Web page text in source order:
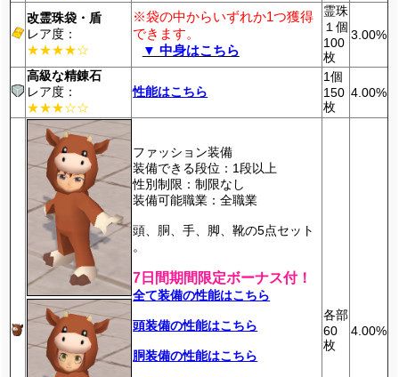
改霊珠袋・盾
レア度：
★★★★☆
※袋の中からいずれか1つ獲得
できます。
▼ 中身はこちら
霊珠
１個
100
枚
3.00%
高級な精錬石
レア度：
★★★☆☆
性能はこちら
1個
150
枚
4.00%
ファッション装備
装備できる段位：1段以上
性別制限：制限なし
装備可能職業：全職業
頭、胴、手、脚、靴の5点セット
。
7日間期間限定ボーナス付！
全て装備の性能はこちら
頭装備の性能はこちら
胴装備の性能はこちら
各部
60
枚
4.00%